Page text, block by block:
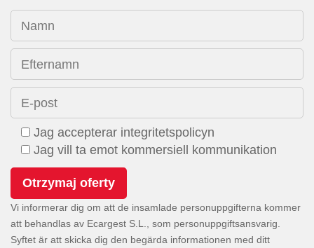
Namn
Efternamn
E-post
Jag accepterar integritetspolicyn
Jag vill ta emot kommersiell kommunikation
Vi informerar dig om att de insamlade personuppgifterna kommer
att behandlas av Ecargest S.L., som personuppgiftsansvarig.
Syftet är att skicka dig den begärda informationen med ditt